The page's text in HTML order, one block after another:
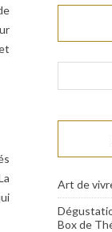
Art de
Box de